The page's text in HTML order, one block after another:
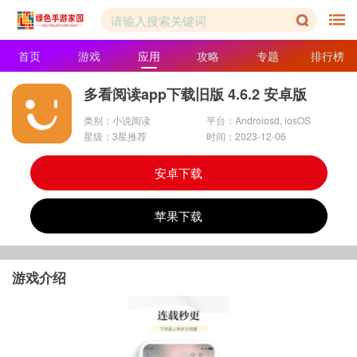
首页 游戏 应用 攻略 专题 排行榜
多看阅读app下载旧版 4.6.2 安卓版
类别：小说阅读
平台：Androiosd, iosOS
星级：3星推荐
时间：2023-12-06
安卓下载
苹果下载
游戏介绍